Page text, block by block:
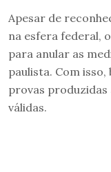
Apesar de
na esfera federal,
para anular as
paulista. Com isso,
provas
válidas.